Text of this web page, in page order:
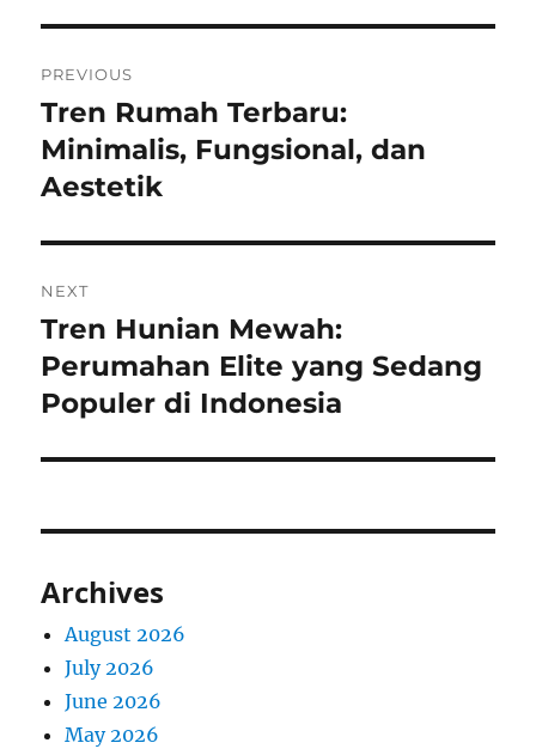
navigation
PREVIOUS
Previous
post:
Tren Rumah Terbaru:
Minimalis, Fungsional, dan
Aestetik
NEXT
Next
post:
Tren Hunian Mewah:
Perumahan Elite yang Sedang
Populer di Indonesia
Archives
August 2026
July 2026
June 2026
May 2026